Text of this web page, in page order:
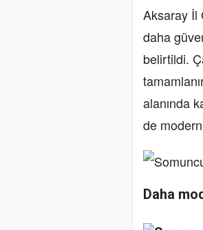
Aksaray İl
daha
belirtildi.
alanında
de
Daha